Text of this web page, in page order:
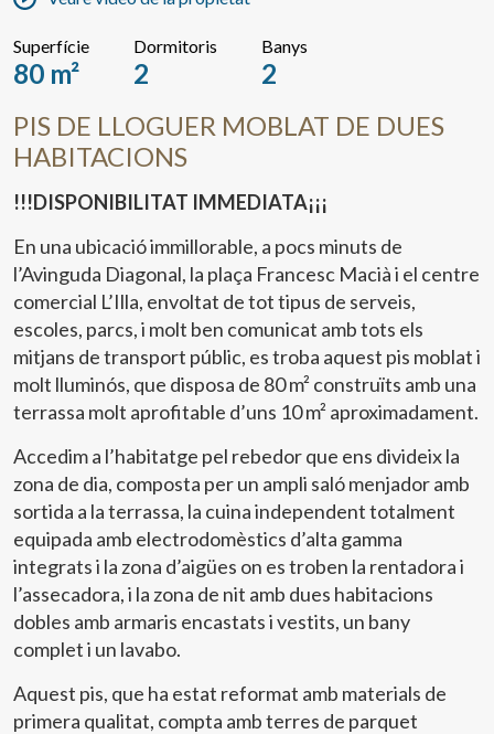
Superfície
80 m²
Dormitoris
2
Banys
2
PIS DE LLOGUER MOBLAT DE DUES
HABITACIONS
!!!DISPONIBILITAT IMMEDIATA¡¡¡
En una ubicació immillorable, a pocs minuts de
l’Avinguda Diagonal, la plaça Francesc Macià i el centre
comercial L’Illa, envoltat de tot tipus de serveis,
escoles, parcs, i molt ben comunicat amb tots els
mitjans de transport públic, es troba aquest pis moblat i
molt lluminós, que disposa de 80 m² construïts amb una
terrassa molt aprofitable d’uns 10 m² aproximadament.
Accedim a l’habitatge pel rebedor que ens divideix la
zona de dia, composta per un ampli saló menjador amb
sortida a la terrassa, la cuina independent totalment
equipada amb electrodomèstics d’alta gamma
integrats i la zona d’aigües on es troben la rentadora i
l’assecadora, i la zona de nit amb dues habitacions
dobles amb armaris encastats i vestits, un bany
complet i un lavabo.
Aquest pis, que ha estat reformat amb materials de
primera qualitat, compta amb terres de parquet